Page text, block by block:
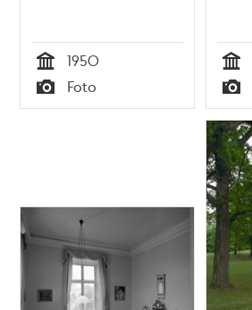
Tid
1950
Typ
Foto Tid
Typ